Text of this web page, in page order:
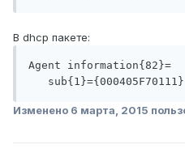
В dhcp пакете:
Agent information{82}=
   sub{1}={000405F70111}
Изменено 6 марта, 2015